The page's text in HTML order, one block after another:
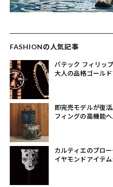
FASHIONの人気記事
パテック フィリッ
大人の品格ゴール
即完売モデルが復
フィングの高機能
カルティエのブロ
イヤモンドアイテ